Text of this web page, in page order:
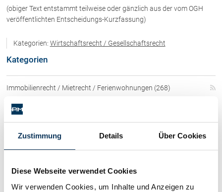
Zustimmung Details Über Cookies
Diese Webseite verwendet Cookies
Wir verwenden Cookies, um Inhalte und Anzeigen zu
Paragraphen & Mehr
Medien
Vorarlberg Online
NOVUM
FAQ
Wichtige Vertragsklauseln bei Kauf-
und Übergabeverträgen
(obiger Text entstammt teilweise oder gänzlich aus der vom OGH
veröffentlichten Entscheidungs-Kurzfassung)
Kategorien: Wirtschaftsrecht / Gesellschaftsrecht
Kategorien
Immobilienrecht / Mietrecht / Ferienwohnungen (268)
Skirecht / Sportrecht (103)
Wirtschaftsrecht / Gesellschaftsrecht (382)
Schadenersatz / Schmerzensgeld / Gewährleistung (417)